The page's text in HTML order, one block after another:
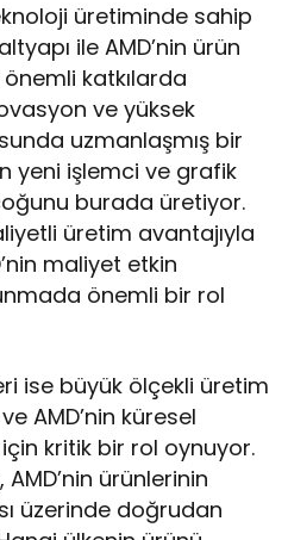
üretiminde sahip
ile AMD’nin ürün
katkılarda
ve yüksek
uzmanlaşmış bir
yeni işlemci ve grafik
burada üretiyor.
üretim avantajıyla
maliyet etkin
önemli bir rol
ise büyük ölçekli üretim
AMD’nin küresel
kritik bir rol oynuyor.
ürünlerinin
üzerinde doğrudan